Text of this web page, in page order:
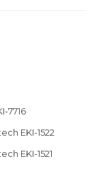
7716
EKI-1522
EKI-1521